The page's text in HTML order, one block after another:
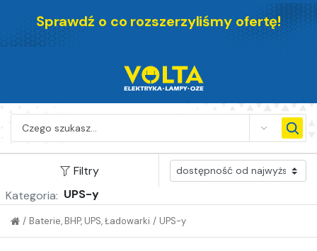
Sprawdź o co rozszerzyliśmy ofertę!
SEARCH
Filtry
Kategoria: UPS-y
UPS-y
/
Baterie, BHP, UPS, Ładowarki
/